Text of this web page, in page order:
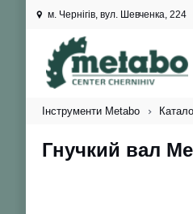
м. Чернігів, вул. Шевченка, 224
Інструменти Metabo
Гнучкий вал